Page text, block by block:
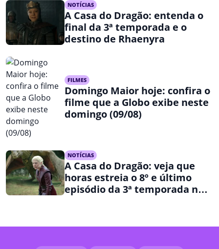
NOTÍCIAS
A Casa do Dragão: entenda o
final da 3ª temporada e o
destino de Rhaenyra
FILMES
Domingo Maior hoje: confira o
filme que a Globo exibe neste
domingo (09/08)
NOTÍCIAS
A Casa do Dragão: veja que
horas estreia o 8º e último
episódio da 3ª temporada na